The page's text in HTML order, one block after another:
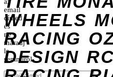
WHEELS
RACING
DESIGN
az
email
címed
és
ne
maradj
le
semmiről.